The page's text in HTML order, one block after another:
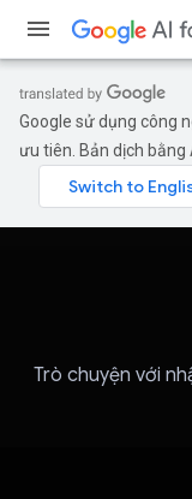
Google sử dụng công
ưu tiên. Bản dịch bằng
Trò chuyện với